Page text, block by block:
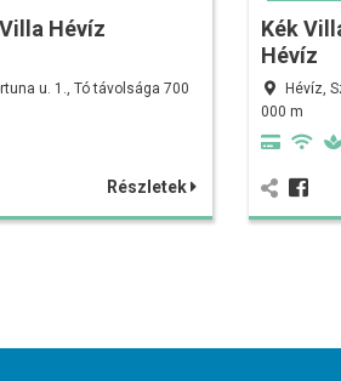
Hévíz
u. 1., Tó távolsága 700
Részletek
Kék
Hévíz
Hévíz,
000 m